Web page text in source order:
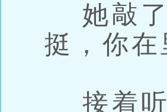
她敲了
挺，你
接着听